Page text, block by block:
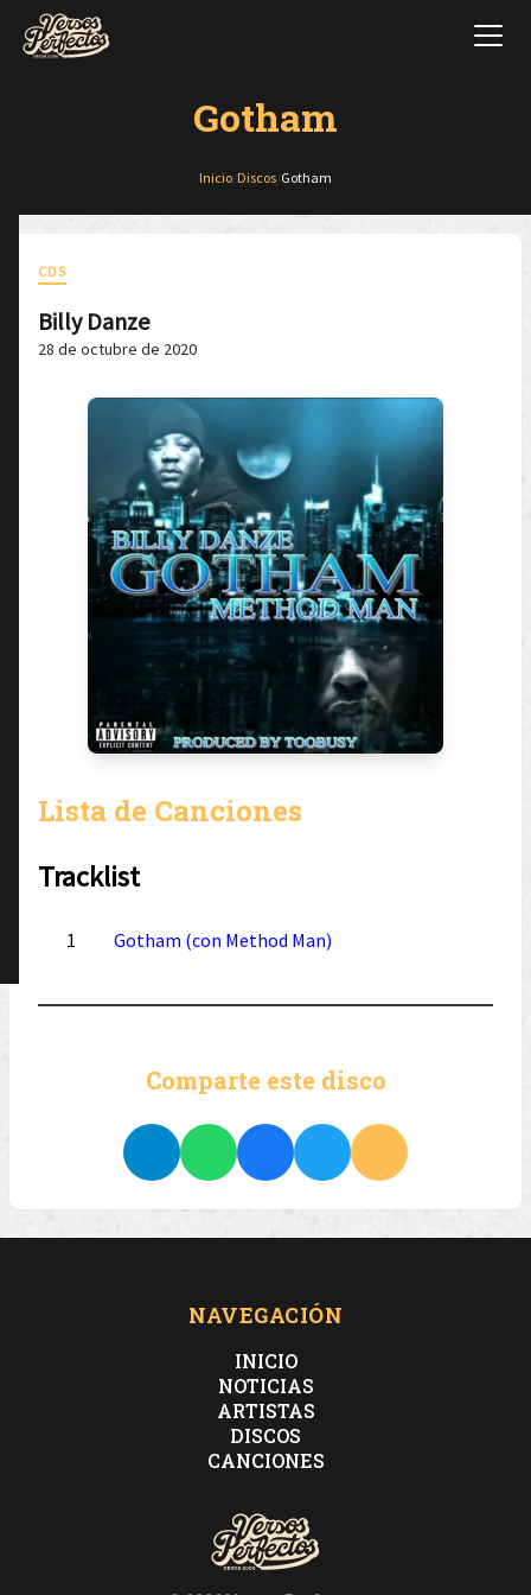
Gotham
Inicio Discos Gotham
CDS
Billy Danze
28 de octubre de 2020
Lista de Canciones
Tracklist
1 Gotham (con Method Man)
Comparte este disco
NAVEGACIÓN
INICIO
NOTICIAS
ARTISTAS
DISCOS
CANCIONES